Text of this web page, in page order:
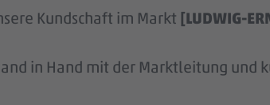
Kundschaft im Markt [LUDWIG-
in Hand mit der Marktleitung